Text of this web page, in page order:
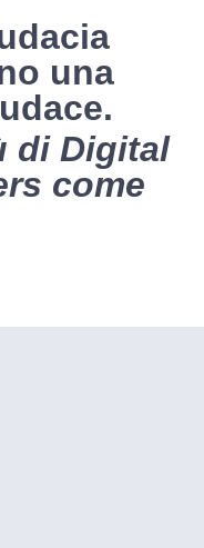
una
di Digital
come